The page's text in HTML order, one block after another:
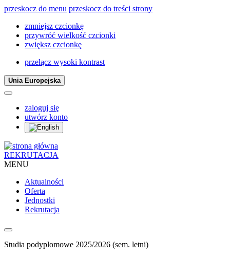
przeskocz do menu przeskocz do treści strony
zmniejsz czcionkę
przywróć wielkość czcionki
zwiększ czcionkę
przełącz wysoki kontrast
Unia Europejska
zaloguj się
utwórz konto
REKRUTACJA
MENU
Aktualności
Oferta
Jednostki
Rekrutacja
Studia podyplomowe 2025/2026 (sem. letni)